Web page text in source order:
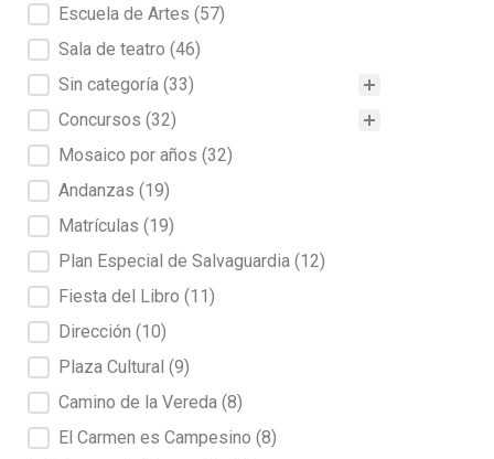
Escuela de Artes (57)
Sala de teatro (46)
Sin categoría (33)
Concursos (32)
Mosaico por años (32)
Andanzas (19)
Matrículas (19)
Plan Especial de Salvaguardia (12)
Fiesta del Libro (11)
Dirección (10)
Plaza Cultural (9)
Camino de la Vereda (8)
El Carmen es Campesino (8)